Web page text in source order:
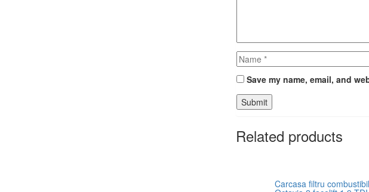
Save my name, email, and
Related products
Carcasa filtru